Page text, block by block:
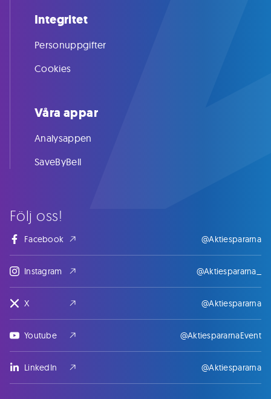
Följ oss!
Facebook @Aktiespararna
Instagram @Aktiespararna_
X @Aktiespararna
Youtube @AktiespararnaEvent
LinkedIn @Aktiespararna
Integritet
Personuppgifter
Cookies
Våra appar
Analysappen
SaveByBell